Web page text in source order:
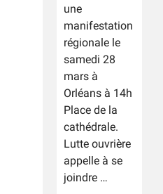
une
manifestation
régionale le
samedi 28
mars à
Orléans à 14h
Place de la
cathédrale.
Lutte ouvrière
appelle à se
joindre …